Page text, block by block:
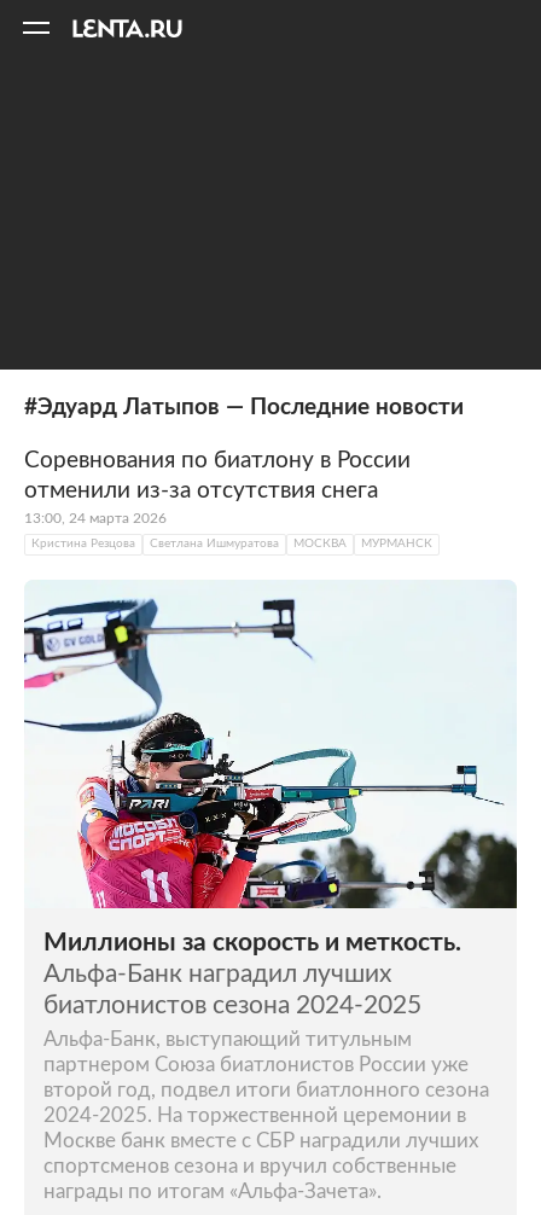
#Эдуард Латыпов — Последние новости
Соревнования по биатлону в России
отменили из-за отсутствия снега
13:00, 24 марта 2026
Кристина Резцова Светлана Ишмуратова МОСКВА МУРМАНСК
Миллионы за скорость и меткость.
Альфа-Банк наградил лучших
биатлонистов сезона 2024-2025
Альфа-Банк, выступающий титульным
партнером Союза биатлонистов России уже
второй год, подвел итоги биатлонного сезона
2024-2025. На торжественной церемонии в
Москве банк вместе с СБР наградили лучших
спортсменов сезона и вручил собственные
награды по итогам «Альфа-Зачета».